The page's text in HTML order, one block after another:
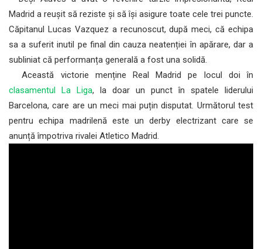
Madrid a reușit să reziste și să își asigure toate cele trei puncte.
Căpitanul Lucas Vazquez a recunoscut, după meci, că echipa
sa a suferit inutil pe final din cauza neatenției în apărare, dar a
subliniat că performanța generală a fost una solidă.
Această victorie menține Real Madrid pe locul doi în
clasamentul La Liga, la doar un punct în spatele liderului
Barcelona, care are un meci mai puțin disputat. Următorul test
pentru echipa madrilenă este un derby electrizant care se
anunță împotriva rivalei Atletico Madrid.